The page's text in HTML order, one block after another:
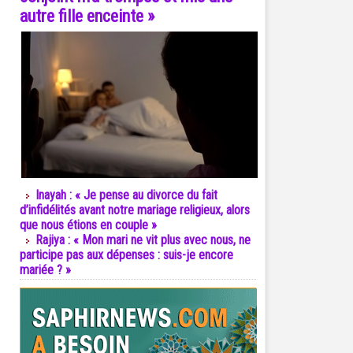
autre fille enceinte »
Inayah : « Je pense au divorce du fait
d’infidélités avant notre mariage religieux, alors
que nous étions en couple »
Rajiya : « Mon mari ne vit plus avec nous, ne
participe pas aux dépenses : suis-je encore
mariée ? »